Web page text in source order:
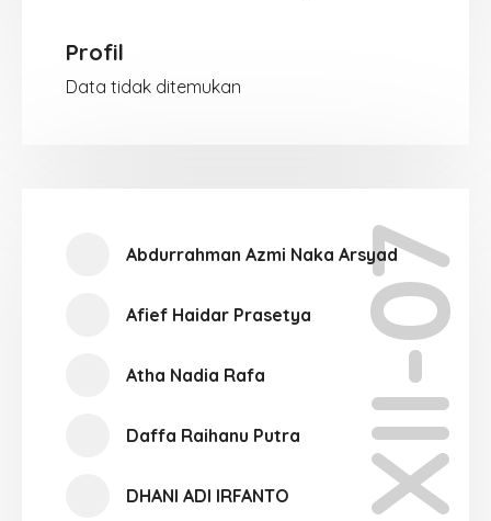
Profil
Data tidak ditemukan
XII-07
Abdurrahman Azmi Naka Arsyad
Afief Haidar Prasetya
Atha Nadia Rafa
Daffa Raihanu Putra
DHANI ADI IRFANTO